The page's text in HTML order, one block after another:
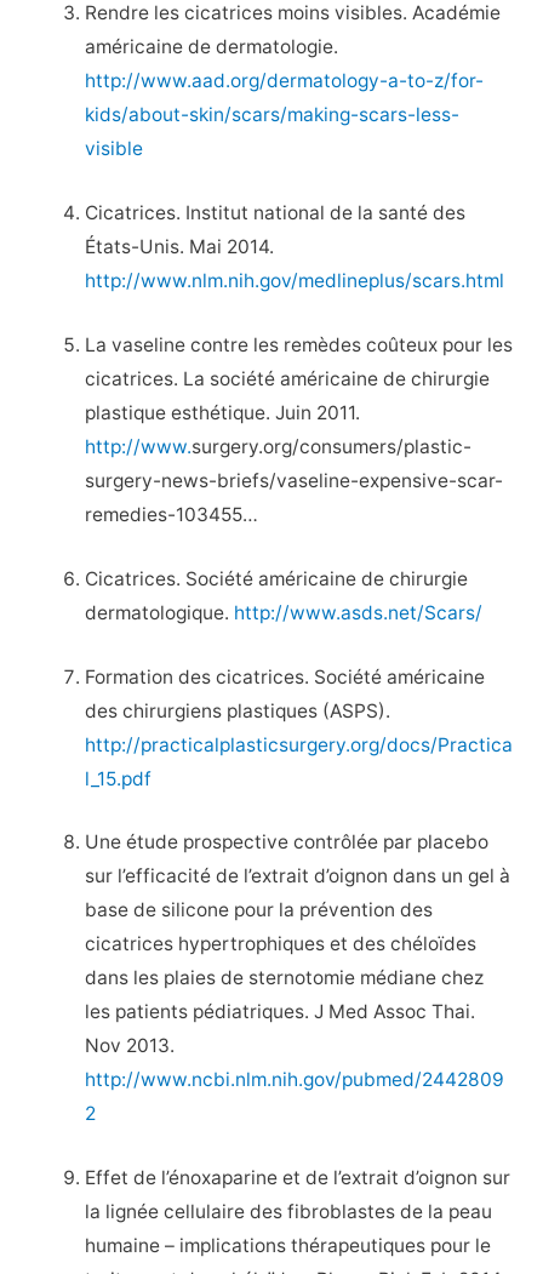
Rendre les cicatrices moins visibles. Académie
américaine de dermatologie.
http://www.aad.org/dermatology-a-to-z/for-
kids/about-skin/scars/making-scars-less-
visible
Cicatrices. Institut national de la santé des
États-Unis. Mai 2014.
http://www.nlm.nih.gov/medlineplus/scars.html
La vaseline contre les remèdes coûteux pour les
cicatrices. La société américaine de chirurgie
plastique esthétique. Juin 2011.
http://www.surgery.org/consumers/plastic-
surgery-news-briefs/vaseline-expensive-scar-
remedies-103455…
Cicatrices. Société américaine de chirurgie
dermatologique. http://www.asds.net/Scars/
Formation des cicatrices. Société américaine
des chirurgiens plastiques (ASPS).
http://practicalplasticsurgery.org/docs/Practica
l_15.pdf
Une étude prospective contrôlée par placebo
sur l’efficacité de l’extrait d’oignon dans un gel à
base de silicone pour la prévention des
cicatrices hypertrophiques et des chéloïdes
dans les plaies de sternotomie médiane chez
les patients pédiatriques. J Med Assoc Thai.
Nov 2013.
http://www.ncbi.nlm.nih.gov/pubmed/2442809
2
Effet de l’énoxaparine et de l’extrait d’oignon sur
la lignée cellulaire des fibroblastes de la peau
humaine – implications thérapeutiques pour le